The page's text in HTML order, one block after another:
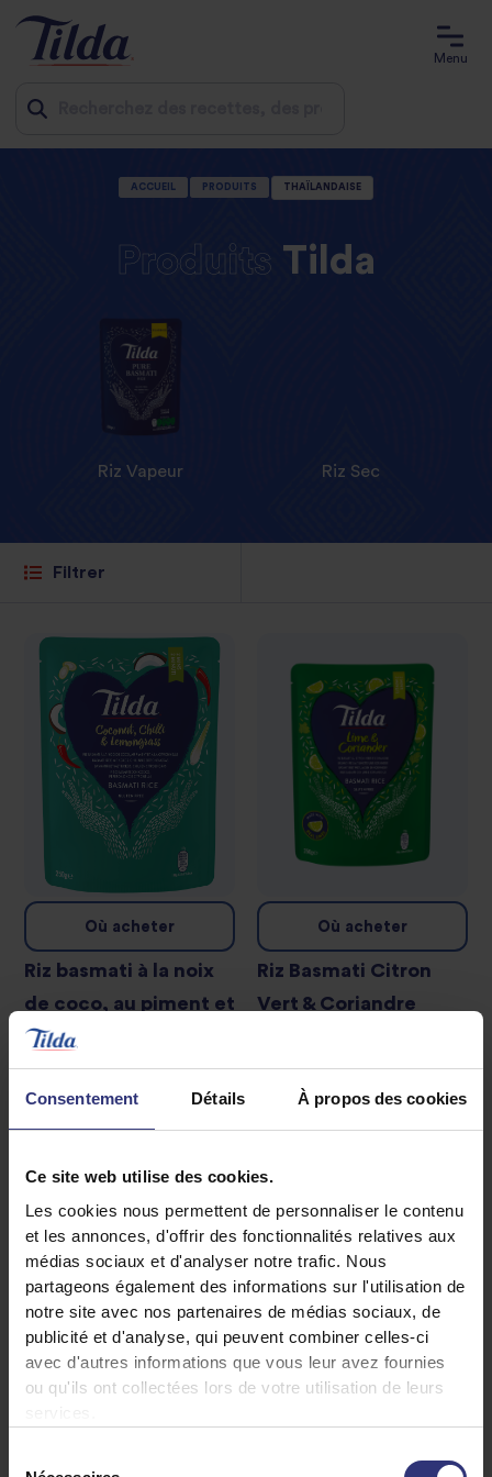
Consentement Détails À propos des cookies
Ce site web utilise des cookies.
Les cookies nous permettent de personnaliser le contenu
et les annonces, d'offrir des fonctionnalités relatives aux
médias sociaux et d'analyser notre trafic. Nous
partageons également des informations sur l'utilisation de
notre site avec nos partenaires de médias sociaux, de
publicité et d'analyse, qui peuvent combiner celles-ci
avec d'autres informations que vous leur avez fournies
ou qu'ils ont collectées lors de votre utilisation de leurs
Menu
ACCUEIL PRODUITS THAÏLANDAISE
Produits Tilda
Riz Vapeur Riz Sec
Filtrer
Où acheter
Riz basmati à la noix
de coco, au piment et
à la citronnelle
Riz Vapeur
Où acheter
Riz Basmati Citron
Vert & Coriandre
Où acheter
Riz Sec